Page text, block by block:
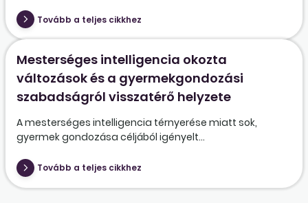
Tovább a teljes cikkhez
Mesterséges intelligencia okozta
változások és a gyermekgondozási
szabadságról visszatérő helyzete
A mesterséges intelligencia térnyerése miatt sok,
gyermek gondozása céljából igényelt...
Tovább a teljes cikkhez